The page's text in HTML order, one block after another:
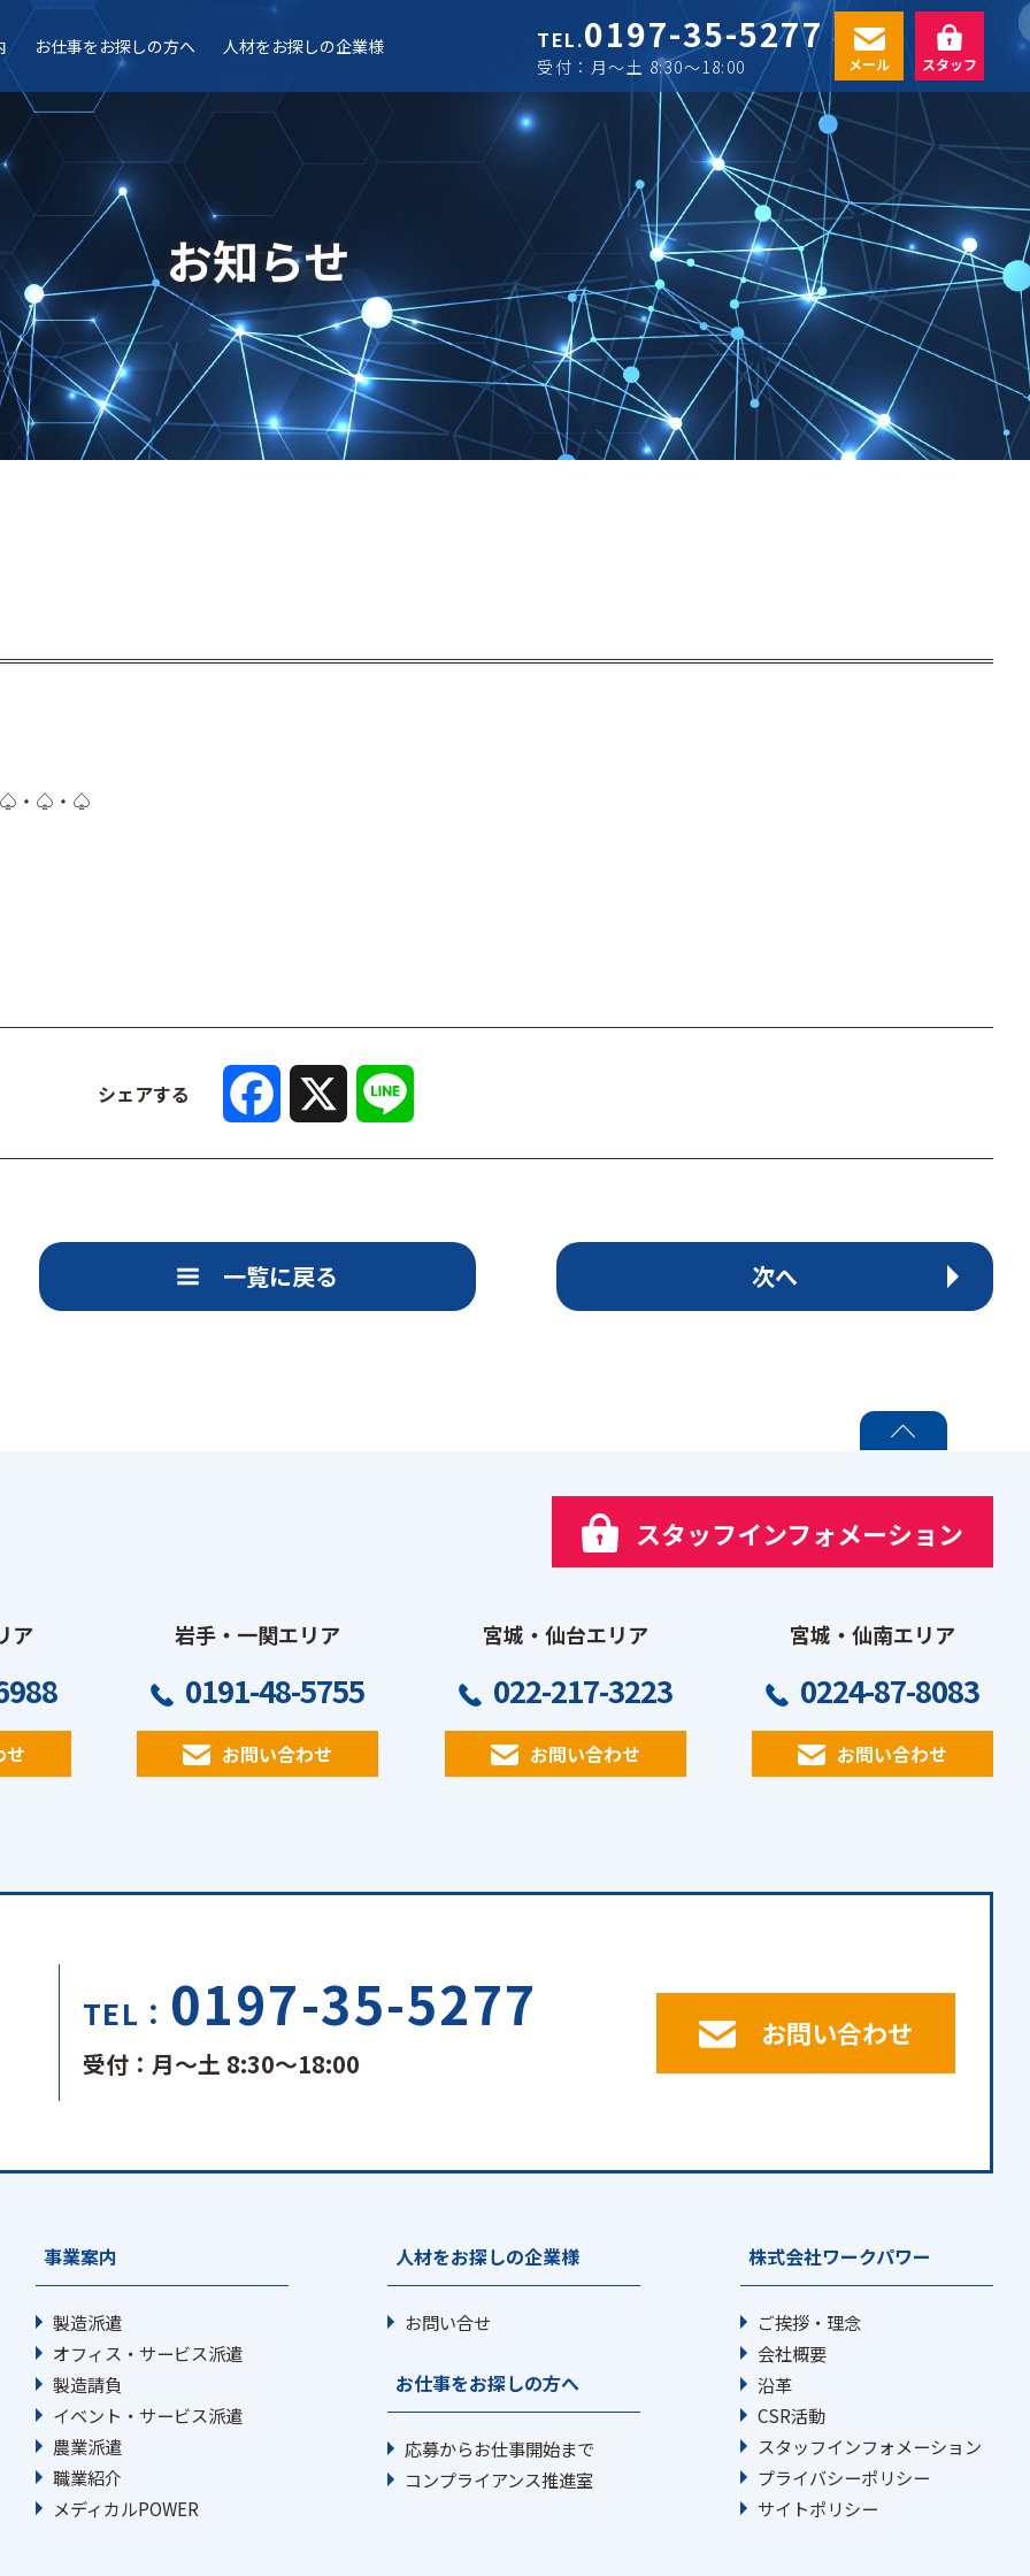
お仕事をお探しの方へ 人材をお探しの企業様 TEL.0197-35-5277
受付：月〜土 8:30〜18:00 メール スタッフ
お知らせ
♤・♤・♤
シェアする
F
c
o
X L
n
一覧に戻る 次へ
スタッフインフォメーション
ア
せ
岩手・一関エリア
0191-48-5755
お問い合わせ
宮城・仙台エリア
022-217-3223
お問い合わせ
宮城・仙南エリア
0224-87-8083
お問い合わせ
TEL： 0197-35-5277
受付：月～土 8:30～18:00
お問い合わせ
事業案内
製造派遣
オフィス・サービス派遣
製造請負
イベント・サービス派遣
農業派遣
職業紹介
メディカルPOWER
人材をお探しの企業様
お問い合せ
お仕事をお探しの方へ
応募からお仕事開始まで
コンプライアンス推進室
株式会社ワークパワー
ご挨拶・理念
会社概要
沿革
CSR活動
スタッフインフォメーション
プライバシーポリシー
サイトポリシー